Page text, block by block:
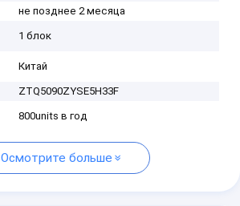
не позднее 2 месяца
1 блок
Китай
ZTQ5090ZYSE5H33F
800units в год
Осмотрите больше